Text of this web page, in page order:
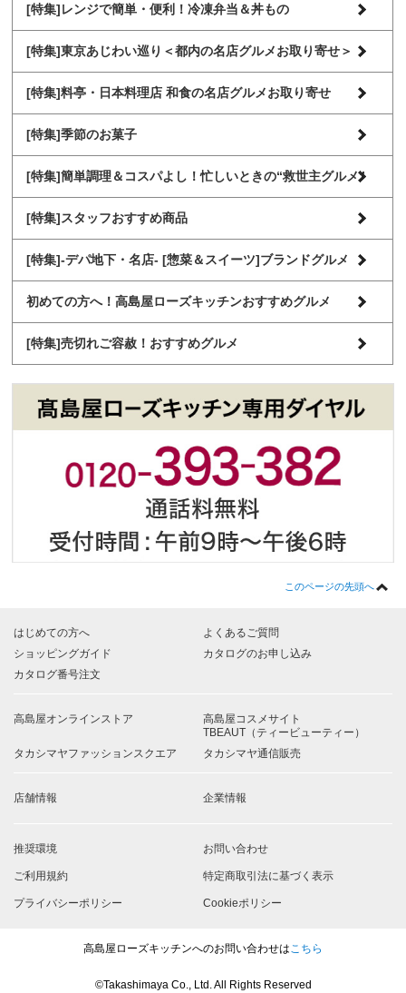
[特集]レンジで簡単・便利！冷凍弁当＆丼もの
[特集]東京あじわい巡り＜都内の名店グルメお取り寄せ＞
[特集]料亭・日本料理店 和食の名店グルメお取り寄せ
[特集]季節のお菓子
[特集]簡単調理＆コスパよし！忙しいときの“救世主グルメ”
[特集]スタッフおすすめ商品
[特集]-デパ地下・名店- [惣菜＆スイーツ]ブランドグルメ
初めての方へ！高島屋ローズキッチンおすすめグルメ
[特集]売切れご容赦！おすすめグルメ
このページの先頭へ
はじめての方へ
よくあるご質問
ショッピングガイド
カタログのお申し込み
カタログ番号注文
高島屋オンラインストア
高島屋コスメサイト
TBEAUT（ティービューティー）
タカシマヤファッションスクエア
タカシマヤ通信販売
店舗情報 企業情報
推奨環境 お問い合わせ
ご利用規約 特定商取引法に基づく表示
プライバシーポリシー Cookieポリシー
高島屋ローズキッチンへのお問い合わせは こちら
©Takashimaya Co., Ltd. All Rights Reserved